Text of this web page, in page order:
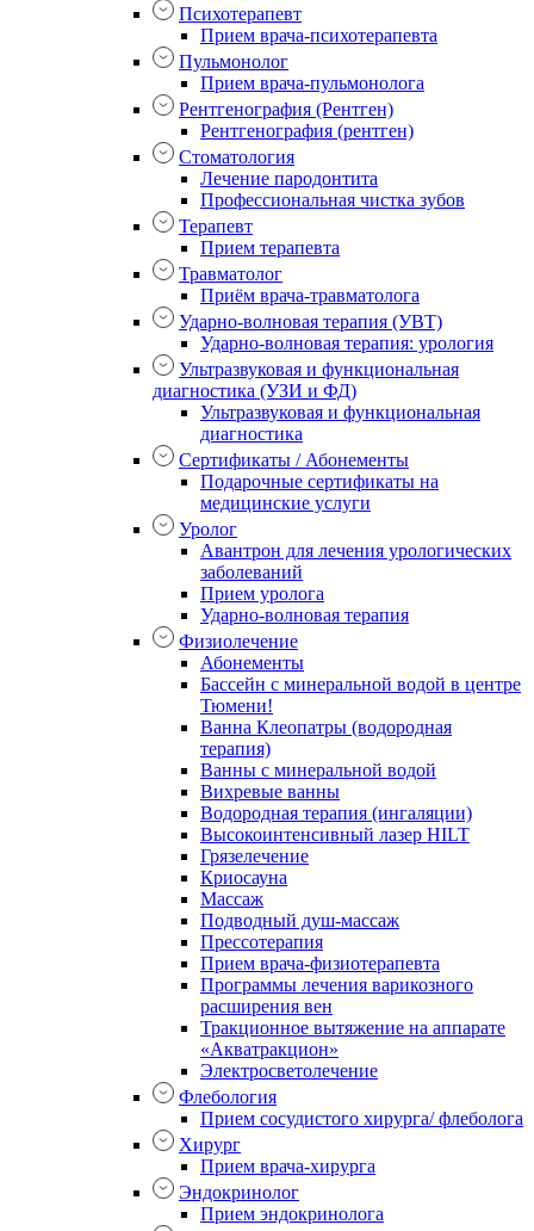
Психотерапевт
Прием врача-психотерапевта
Пульмонолог
Прием врача-пульмонолога
Рентгенография (Рентген)
Рентгенография (рентген)
Стоматология
Лечение пародонтита
Профессиональная чистка зубов
Терапевт
Прием терапевта
Травматолог
Приём врача-травматолога
Ударно-волновая терапия (УВТ)
Ударно-волновая терапия: урология
Ультразвуковая и функциональная
диагностика (УЗИ и ФД)
Ультразвуковая и функциональная
диагностика
Сертификаты / Абонементы
Подарочные сертификаты на
медицинские услуги
Уролог
Авантрон для лечения урологических
заболеваний
Прием уролога
Ударно-волновая терапия
Физиолечение
Абонементы
Бассейн с минеральной водой в центре
Тюмени!
Ванна Клеопатры (водородная
терапия)
Ванны с минеральной водой
Вихревые ванны
Водородная терапия (ингаляции)
Высокоинтенсивный лазер HILT
Грязелечение
Криосауна
Массаж
Подводный душ-массаж
Прессотерапия
Прием врача-физиотерапевта
Программы лечения варикозного
расширения вен
Тракционное вытяжение на аппарате
«Акватракцион»
Электросветолечение
Флебология
Прием сосудистого хирурга/ флеболога
Хирург
Прием врача-хирурга
Эндокринолог
Прием эндокринолога